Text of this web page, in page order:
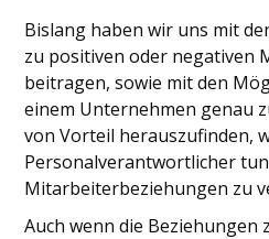
Bislang haben wir uns mit
zu positiven oder negativen
beitragen, sowie mit den
einem Unternehmen genau
von Vorteil herauszufinden,
Personalverantwortlicher
Mitarbeiterbeziehungen zu
Auch wenn die